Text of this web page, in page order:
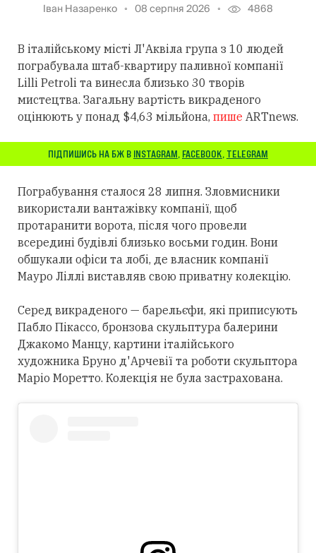
Іван Назаренко 08 серпня 2026 4868
В італійському місті Л'Аквіла група з 10 людей
пограбувала штаб-квартиру паливної компанії
Lilli Petroli та винесла близько 30 творів
мистецтва. Загальну вартість викраденого
оцінюють у понад $4,63 мільйона, пише ARTnews.
ПІДПИШИСЬ НА БЖ В INSTAGRAM, FACEBOOK, TELEGRAM
Пограбування сталося 28 липня. Зловмисники
використали вантажівку компанії, щоб
протаранити ворота, після чого провели
всередині будівлі близько восьми годин. Вони
обшукали офіси та лобі, де власник компанії
Мауро Ліллі виставляв свою приватну колекцію.
Серед викраденого — барельєфи, які приписують
Пабло Пікассо, бронзова скульптура балерини
Джакомо Манцу, картини італійського
художника Бруно д'Арчевії та роботи скульптора
Маріо Моретто. Колекція не була застрахована.